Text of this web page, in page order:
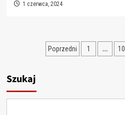
1 czerwca, 2024
Stronicowanie
Poprzedni 1 … 10
Szukaj